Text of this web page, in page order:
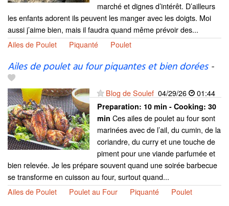
marché et dignes d’intérêt. D’ailleurs
les enfants adorent ils peuvent les manger avec les doigts. Moi
aussi j’aime bien, mais il faudra quand même prévoir des...
Ailes de Poulet
Piquanté Poulet
Ailes de poulet au four piquantes et bien dorées-
Blog de Soulef 04/29/26 01:44
Preparation: 10 min - Cooking: 30
min Ces ailes de poulet au four sont
marinées avec de l’ail, du cumin, de la
coriandre, du curry et une touche de
piment pour une viande parfumée et
bien relevée. Je les prépare souvent quand une soirée barbecue
se transforme en cuisson au four, surtout quand...
Ailes de Poulet
Poulet au Four Piquanté Poulet